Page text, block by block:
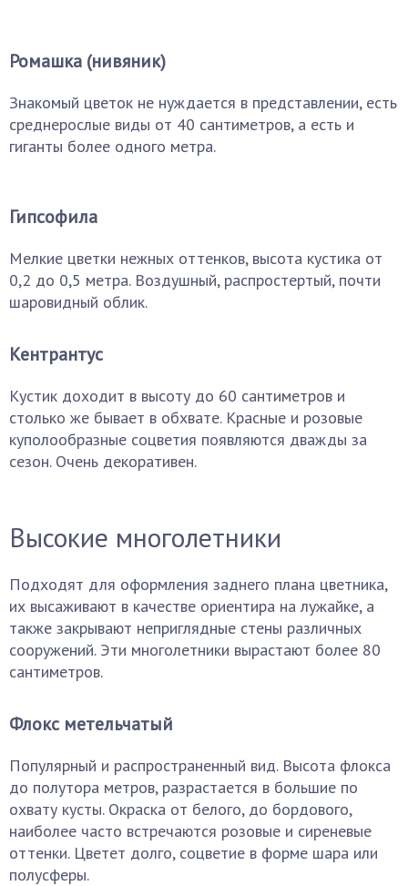
Ромашка (нивяник)
Знакомый цветок не нуждается в представлении, есть
среднерослые виды от 40 сантиметров, а есть и
гиганты более одного метра.
Гипсофила
Мелкие цветки нежных оттенков, высота кустика от
0,2 до 0,5 метра. Воздушный, распростертый, почти
шаровидный облик.
Кентрантус
Кустик доходит в высоту до 60 сантиметров и
столько же бывает в обхвате. Красные и розовые
куполообразные соцветия появляются дважды за
сезон. Очень декоративен.
Высокие многолетники
Подходят для оформления заднего плана цветника,
их высаживают в качестве ориентира на лужайке, а
также закрывают неприглядные стены различных
сооружений. Эти многолетники вырастают более 80
сантиметров.
Флокс метельчатый
Популярный и распространенный вид. Высота флокса
до полутора метров, разрастается в большие по
охвату кусты. Окраска от белого, до бордового,
наиболее часто встречаются розовые и сиреневые
оттенки. Цветет долго, соцветие в форме шара или
полусферы.